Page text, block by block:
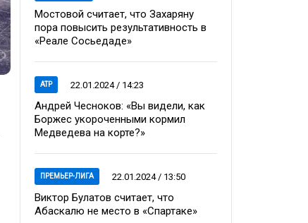
Мостовой считает, что Захаряну
пора повысить результативность в
«Реале Сосьедаде»
ATP 22.01.2024 / 14:23
Андрей Чесноков: «Вы видели, как
Боржес укороченными кормил
Медведева на корте?»
ПРЕМЬЕР-ЛИГА 22.01.2024 / 13:50
Виктор Булатов считает, что
Абаскалю не место в «Спартаке»